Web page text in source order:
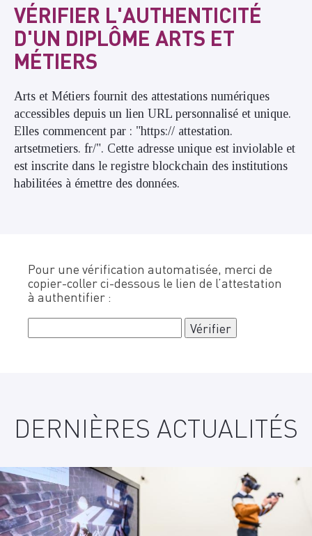
VÉRIFIER L'AUTHENTICITÉ
D'UN DIPLÔME ARTS ET
MÉTIERS
Arts et Métiers fournit des attestations numériques
accessibles depuis un lien URL personnalisé et unique.
Elles commencent par : "https:// attestation.
artsetmetiers. fr/". Cette adresse unique est inviolable et
est inscrite dans le registre blockchain des institutions
habilitées à émettre des données.
Pour une vérification automatisée, merci de
copier-coller ci-dessous le lien de l’attestation
à authentifier :
DERNIÈRES ACTUALITÉS